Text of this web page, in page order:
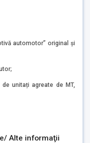
automotor” original şi
unitați agreate de MT,
Alte informaţii